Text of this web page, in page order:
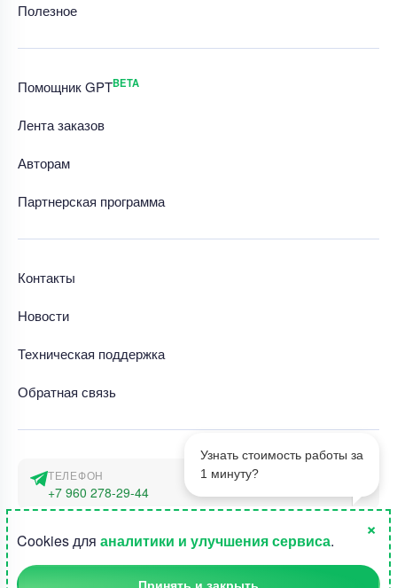
1
Узнать стоимость работы за
1 минуту?
Полезное
Помощник GPTBETA
Лента заказов
Авторам
Партнерская программа
Контакты
Новости
Техническая поддержка
Обратная связь
ТЕЛЕФОН
+7 960 278-29-44
г. Москва, наб. Тараса Шевченко 23а
Cookies для аналитики и улучшения сервиса.
×
Принять и закрыть